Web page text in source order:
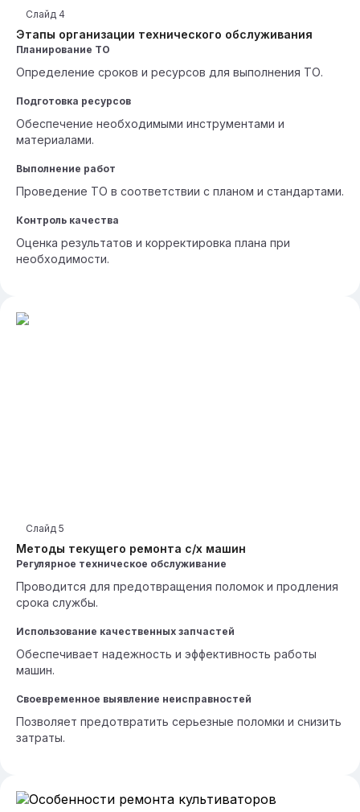
Этапы организации технического обслуживания
Слайд 4
Планирование ТО
Определение сроков и ресурсов для выполнения ТО.
Подготовка ресурсов
Обеспечение необходимыми инструментами и
материалами.
Выполнение работ
Проведение ТО в соответствии с планом и стандартами.
Контроль качества
Оценка результатов и корректировка плана при
необходимости.
Методы текущего ремонта с/х машин
Слайд 5
Регулярное техническое обслуживание
Проводится для предотвращения поломок и продления
срока службы.
Использование качественных запчастей
Обеспечивает надежность и эффективность работы
машин.
Своевременное выявление неисправностей
Позволяет предотвратить серьезные поломки и снизить
затраты.